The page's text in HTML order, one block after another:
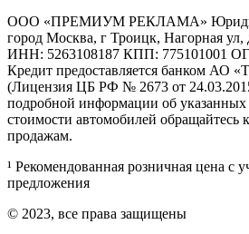
ООО «ПРЕМИУМ РЕКЛАМА»
город Москва, г Троицк, Нагорная
ИНН: 5263108187 КПП: 775101001
Кредит предоставляется банком АО
(Лицензия ЦБ РФ № 2673 от
подробной информации об указанных
стоимости автомобилей обращайтесь
продажам.
¹ Рекомендованная розничная цена с
предложения
© 2023, все права защищены